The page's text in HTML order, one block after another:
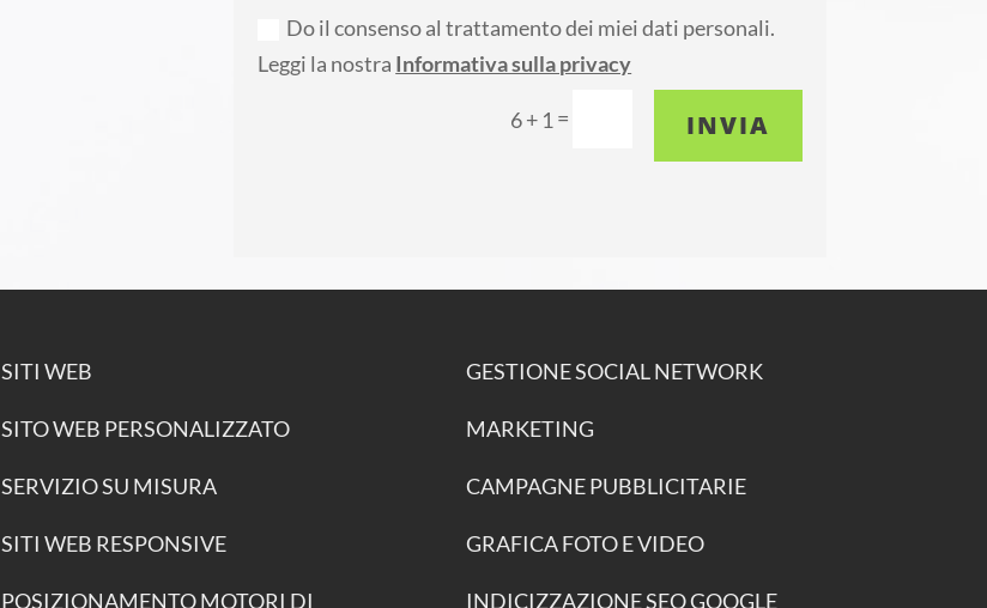
Do il consenso al trattamento dei miei dati personali.
Leggi la nostra Informativa sulla privacy
6 + 1= INVIA
SITI WEB
SITO WEB PERSONALIZZATO
SERVIZIO SU MISURA
SITI WEB RESPONSIVE
POSIZIONAMENTO MOTORI DI
GESTIONE SOCIAL NETWORK
MARKETING
CAMPAGNE PUBBLICITARIE
GRAFICA FOTO E VIDEO
INDICIZZAZIONE SEO GOOGLE